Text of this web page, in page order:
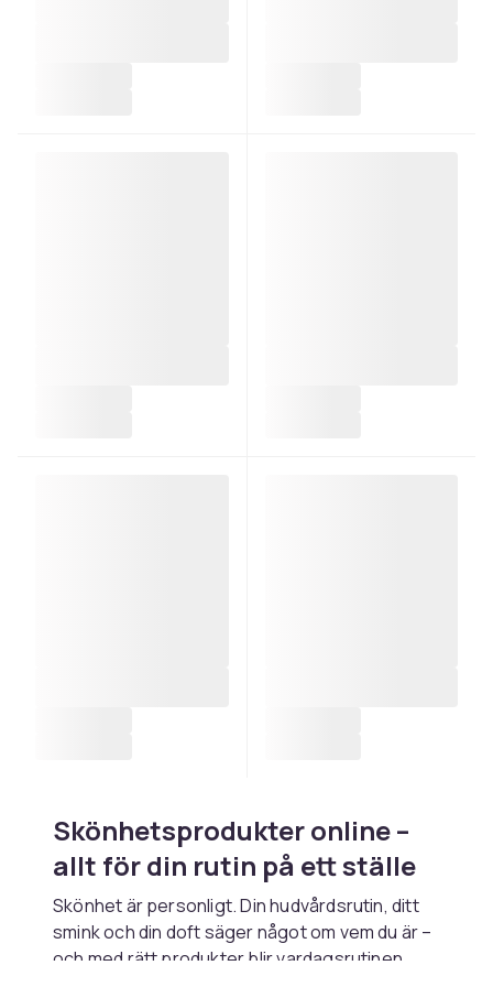
Skönhetsprodukter online –
allt för din rutin på ett ställe
Skönhet är personligt. Din hudvårdsrutin, ditt
smink och din doft säger något om vem du är –
och med rätt produkter blir vardagsrutinen